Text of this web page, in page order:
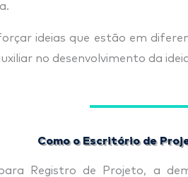
ideias que estão em
no desenvolvimento da
Como o Escritório de
Registro de Projeto, a